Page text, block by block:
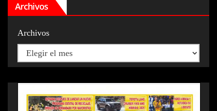
Archivos
Archivos